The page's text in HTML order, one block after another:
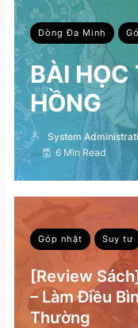
Dòng Đa Minh
BÀI HỌC
HỒNG
System
6 Min Read
Góp nhặt Suy tư
[Review
– Làm Điều
Thường